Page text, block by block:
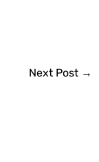
Next Post →